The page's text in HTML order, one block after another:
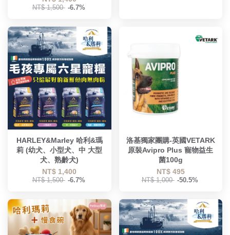
NT$ 1,500 -6.7%
HARLEY&Marley 哈利&瑪
莉 (幼犬、小型犬、中 大型
犬、熟齡犬)
NT$ 1,400
NT$ 1,500 -6.7%
洛基獨家團購-英國VETARK
原裝Avipro Plus 寵物益生
菌100g
NT$ 495
NT$ 1,000 -50.5%